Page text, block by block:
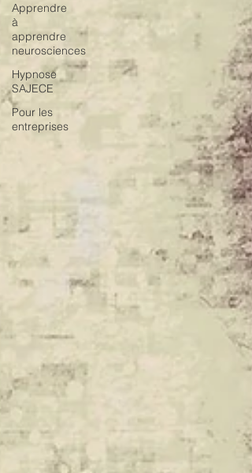
Apprendre
à
apprendre
neurosciences
Hypnose
SAJECE
Pour les
entreprises